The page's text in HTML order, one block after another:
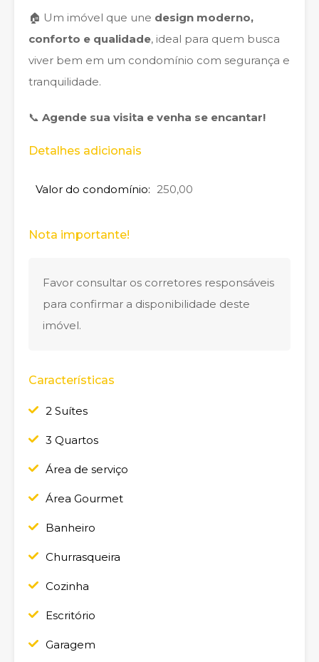
🏠 Um imóvel que une design moderno,
conforto e qualidade, ideal para quem busca
viver bem em um condomínio com segurança e
tranquilidade.
📞 Agende sua visita e venha se encantar!
Detalhes adicionais
Valor do condomínio: 250,00
Nota importante!
Favor consultar os corretores responsáveis
para confirmar a disponibilidade deste
imóvel.
Características
2 Suítes
3 Quartos
Área de serviço
Área Gourmet
Banheiro
Churrasqueira
Cozinha
Escritório
Garagem